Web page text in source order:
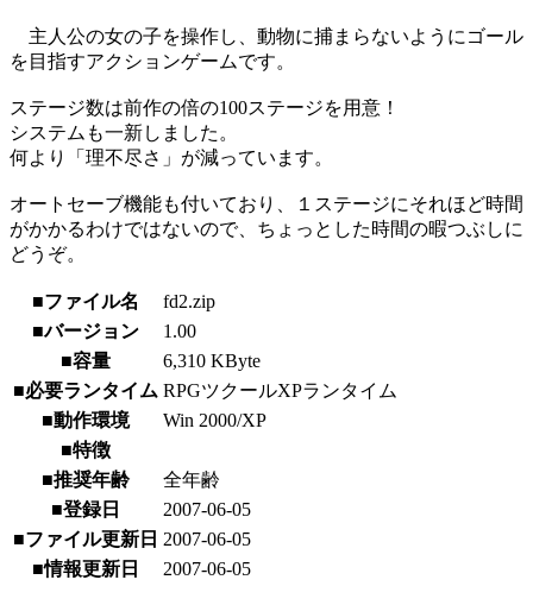
主人公の女の子を操作し、動物に捕まらないようにゴール
を目指すアクションゲームです。
ステージ数は前作の倍の100ステージを用意！
システムも一新しました。
何より「理不尽さ」が減っています。
オートセーブ機能も付いており、１ステージにそれほど時間
がかかるわけではないので、ちょっとした時間の暇つぶしに
どうぞ。
■ファイル名
fd2.zip
■バージョン
1.00
■容量
6,310 KByte
■必要ランタイム RPGツクールXPランタイム
■動作環境
Win 2000/XP
■特徴
■推奨年齢
全年齢
■登録日
2007-06-05
■ファイル更新日 2007-06-05
■情報更新日
2007-06-05